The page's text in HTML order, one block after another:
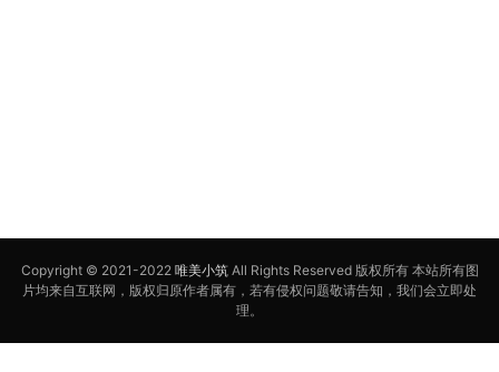
Copyright © 2021-2022 唯美小筑All Rights Reserved 版权所有 本站所有图
片均来自互联网，版权归原作者属有，若有侵权问题敬请告知，我们会立即处
理。